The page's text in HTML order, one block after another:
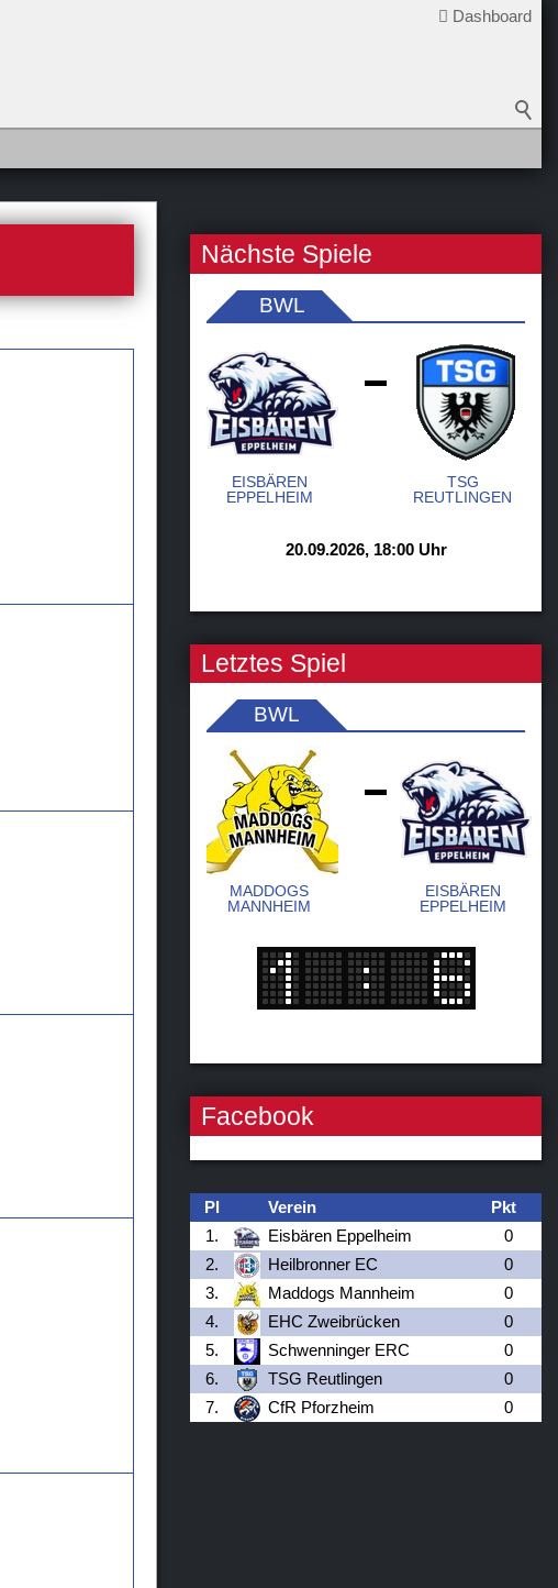
Dashboard
Nächste Spiele
BWL
EISBÄREN
EPPELHEIM
-
TSG
REUTLINGEN
20.09.2026, 18:00 Uhr
Letztes Spiel
BWL
MADDOGS
MANNHEIM
-
EISBÄREN
EPPELHEIM
Facebook
Pl Verein
Pkt
1.
Eisbären Eppelheim
0
2.
Heilbronner EC
0
3.
Maddogs Mannheim
0
4.
EHC Zweibrücken
0
5.
Schwenninger ERC
0
6.
TSG Reutlingen
0
7.
CfR Pforzheim 0